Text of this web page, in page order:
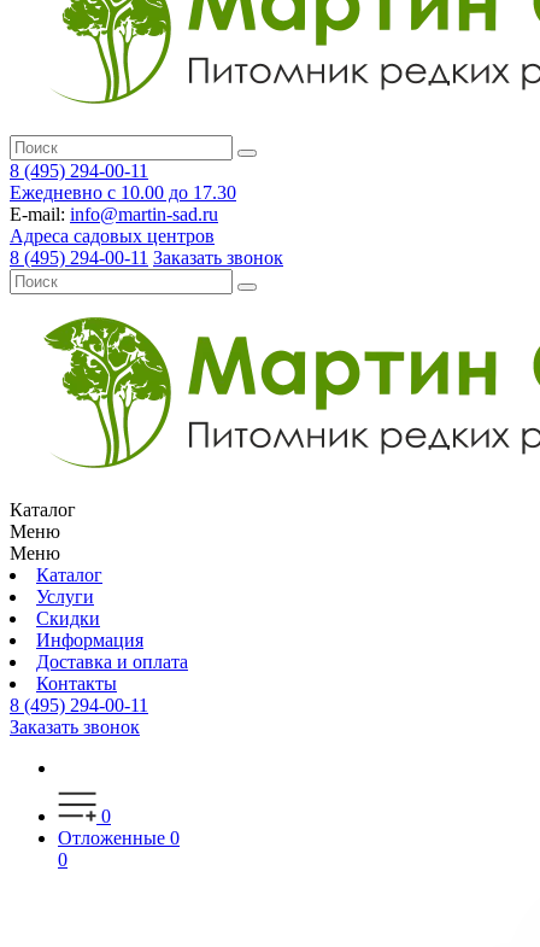
8 (495) 294-00-11
Ежедневно с 10.00 до 17.30
E-mail: info@martin-sad.ru
Адреса садовых центров
8 (495) 294-00-11 Заказать звонок
Каталог
Меню
Меню
Каталог
Услуги
Скидки
Информация
Доставка и оплата
Контакты
8 (495) 294-00-11
Заказать звонок
0
Отложенные 0
0